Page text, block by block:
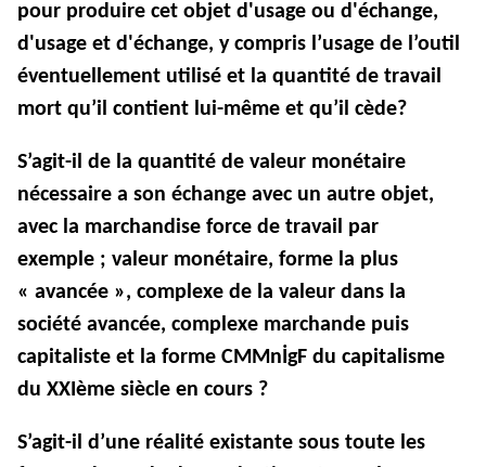
pour produire cet objet d'usage ou d'échange,
d'usage et d'échange, y compris l’usage de l’outil
éventuellement utilisé et la quantité de travail
mort qu’il contient lui-même et qu’il cède?
S’agit-il de la quantité de valeur monétaire
nécessaire a son échange avec un autre objet,
avec la marchandise force de travail par
exemple ; valeur monétaire, forme la plus
« avancée », complexe de la valeur dans la
société avancée, complexe marchande puis
capitaliste et la forme CMMnİgF du capitalisme
du XXIème siècle en cours ?
S’agit-il d’une réalité existante sous toute les